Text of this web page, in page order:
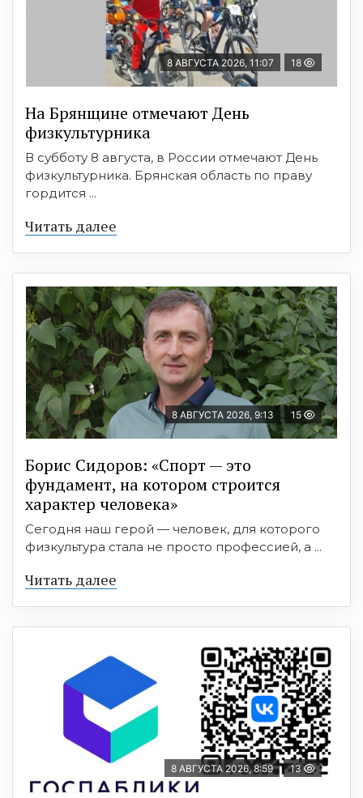
8 АВГУСТА 2026, 11:07 18
На Брянщине отмечают День
физкультурника
В субботу 8 августа, в России отмечают День
физкультурника. Брянская область по праву
гордится ...
Читать далее
8 АВГУСТА 2026, 9:13 15
Борис Сидоров: «Спорт — это
фундамент, на котором строится
характер человека»
Сегодня наш герой — человек, для которого
физкультура стала не просто профессией, а ...
Читать далее
8 АВГУСТА 2026, 8:59 13